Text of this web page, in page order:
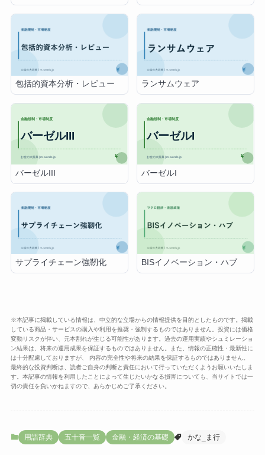
包括的資本分析・レビュー ランサムウェア
バーゼルIII バーゼルI
サプライチェーン強靭化 BISイノベーション・ハブ
※本記事に掲載している情報は、中立的な立場からの情報提供を目的としたものです。掲載
している商品・サービスの購入や利用を推奨・強制するものではありません。投資には価格
変動リスクが伴い、元本割れが生じる可能性があります。過去の運用実績やシュミレーショ
ン結果は、将来の運用成果を保証するものではありません。また、情報の正確性・最新性に
は十分配慮しておりますが、 内容の完全性や将来の結果を保証するものではありません。
最終的な投資判断は、読者ご自身の判断と責任において行っていただくようお願いいたしま
す。本記事の情報を利用したことによって生じたいかなる損害についても、当サイトでは一
切の責任を負いかねますので、あらかじめご了承ください。
用語辞典 五十音一覧 金融・経済の基礎 かな_ま行